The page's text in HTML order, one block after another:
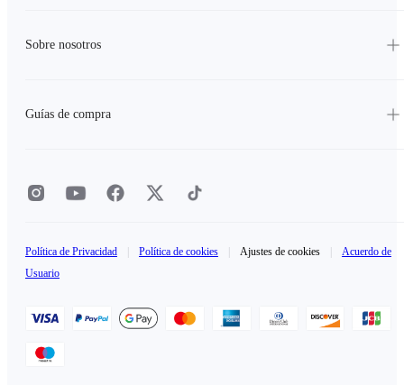
Sobre nosotros
Guías de compra
Política de Privacidad Política de cookies Ajustes de cookies
Acuerdo de
Usuario